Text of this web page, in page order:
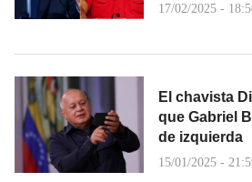
17/02/2025 -
El chavista
que Gabriel
de izquierda
15/01/2025 -